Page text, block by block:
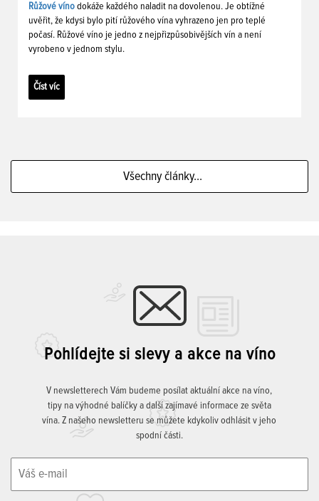
Růžové víno dokáže každého naladit na dovolenou. Je obtížné
uvěřit, že kdysi bylo pití růžového vína vyhrazeno jen pro teplé
počasí. Růžové víno je jedno z nejpřizpůsobivějších vín a není
vyrobeno v jednom stylu.
Číst víc
Všechny články...
Pohlídejte si slevy a akce na víno
V newsletterech Vám budeme posílat aktuální akce na víno,
tipy na výhodné balíčky a další zajímavé informace ze světa
vína. Z našeho newsletteru se můžete kdykoliv odhlásit v jeho
spodní části.